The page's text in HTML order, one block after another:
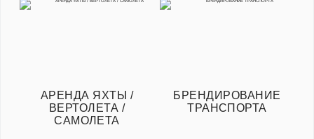
АРЕНДА ЯХТЫ /
ВЕРТОЛЕТА /
САМОЛЕТА
БРЕНДИРОВАНИЕ
ТРАНСПОРТА